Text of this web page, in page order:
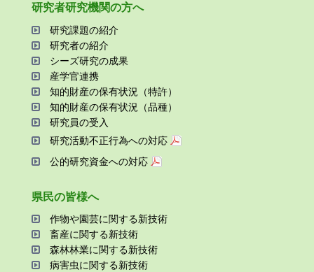
研究者研究機関の⽅へ
研究課題の紹介
研究者の紹介
シーズ研究の成果
産学官連携
知的財産の保有状況（特許）
知的財産の保有状況（品種）
研究員の受⼊
研究活動不正⾏為への対応
公的研究資金への対応
県⺠の皆様へ
作物や園芸に関する新技術
畜産に関する新技術
森林林業に関する新技術
病害⾍に関する新技術